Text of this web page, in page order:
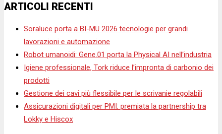
ARTICOLI RECENTI
Soraluce porta a BI-MU 2026 tecnologie per grandi
lavorazioni e automazione
Robot umanoidi: Gene.01 porta la Physical AI nell’industria
Igiene professionale, Tork riduce l’impronta di carbonio dei
prodotti
Gestione dei cavi più flessibile per le scrivanie regolabili
Assicurazioni digitali per PMI: premiata la partnership tra
Lokky e Hiscox